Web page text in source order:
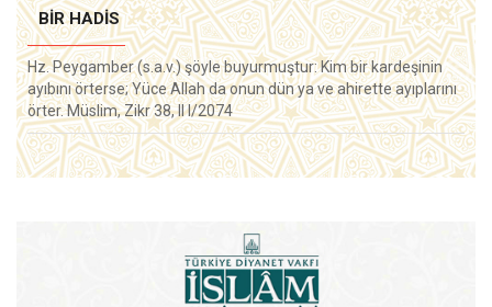
BIR HADIS
Hz. Peygamber (s.a.v.) şöyle buyurmuştur: Kim bir kardeşinin
ayıbını örterse; Yüce Allah da onun dün ya ve ahirette ayıplarını
örter. Müslim, Zikr 38, II I/2074